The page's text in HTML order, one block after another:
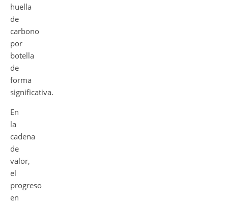
huella
de
carbono
por
botella
de
forma
significativa.
En
la
cadena
de
valor,
el
progreso
en